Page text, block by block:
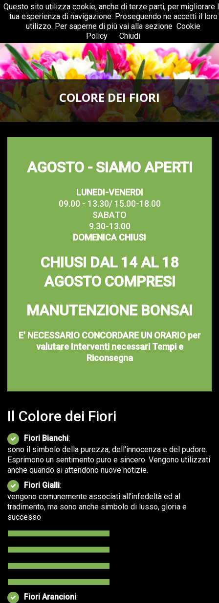
Menu
COLORE DEI FIORI
AGOSTO - SIAMO APERTI
LUNEDI-VENERDI
09.00 - 13.30/ 15.00-18.00
SABATO
9.30-13.00
DOMENICA CHIUSI
CHIUSI DAL 14 AL 18
AGOSTO COMPRESI
MANUTENZIONE BONSAI
E' NECESSARIO CONCORDARE UN ORARIO per
valutare Interventi necessari Tempi e
Riconsegna
Il Colore dei Fiori
Fiori Bianchi:
sono il simbolo della purezza, dell'innocenza e del pudore.
Esprimono un sentimento puro e sincero. Vengono utilizzati
anche quando si attendono nuove notizie.
Fiori Gialli:
vengono comunemente associati all'infedeltà ed al
tradimento, ma sono anche simbolo di lusso, gloria e
successo
Fiori Arancioni:
Questo sito utilizza cookie, anche di terze parti, per migliorare
tua esperienza di navigazione. Proseguendo ne accetti il loro
utilizzo. Per saperne di più vai alla sezione Cookie
Policy
Chiudi